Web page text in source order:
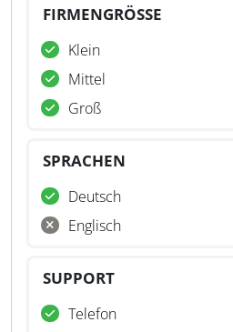
FIRMENGRÖSSE
Klein
Mittel
Groß
SPRACHEN
Deutsch
Englisch
SUPPORT
Telefon